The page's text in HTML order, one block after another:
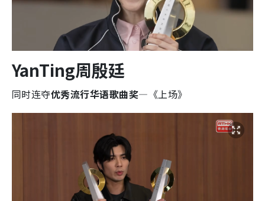
YanTing周殷廷
同时连夺优秀流行华语歌曲奖—《上场》